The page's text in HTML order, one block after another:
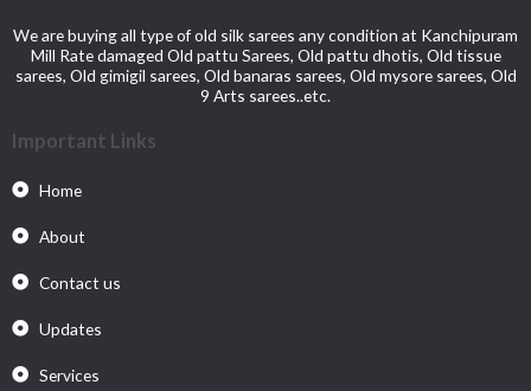
We are buying all type of old silk sarees any condition at Kanchipuram
Mill Rate damaged Old pattu Sarees, Old pattu dhotis, Old tissue
sarees, Old gimigil sarees, Old banaras sarees, Old mysore sarees, Old
9 Arts sarees..etc.
Important Links
Home
About
Contact us
Updates
Services